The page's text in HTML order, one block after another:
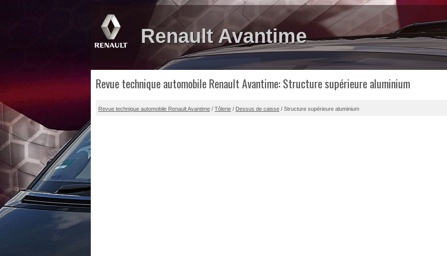
Renault Avantime
Revue technique automobile Renault Avantime: Structure supérieure aluminium
Revue technique automobile Renault Avantime / Tôlerie / Dessus de caisse / Structure supérieure aluminium